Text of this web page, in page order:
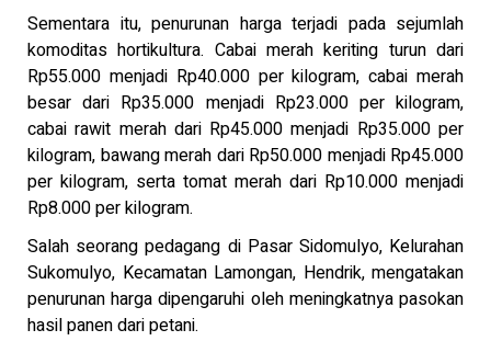
Sementara itu, penurunan harga terjadi pada sejumlah
komoditas hortikultura. Cabai merah keriting turun dari
Rp55.000 menjadi Rp40.000 per kilogram, cabai merah
besar dari Rp35.000 menjadi Rp23.000 per kilogram,
cabai rawit merah dari Rp45.000 menjadi Rp35.000 per
kilogram, bawang merah dari Rp50.000 menjadi Rp45.000
per kilogram, serta tomat merah dari Rp10.000 menjadi
Rp8.000 per kilogram.
Salah seorang pedagang di Pasar Sidomulyo, Kelurahan
Sukomulyo, Kecamatan Lamongan, Hendrik, mengatakan
penurunan harga dipengaruhi oleh meningkatnya pasokan
hasil panen dari petani.